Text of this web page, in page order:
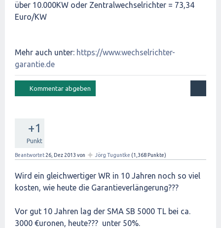
über 10.000KW oder Zentralwechselrichter = 73,34
Euro/KW
Mehr auch unter: https://www.wechselrichter-
garantie.de
+1
Punkt
Beantwortet 26, Dez 2013 von ✦ Jörg Tuguntke (1,368 Punkte)
Wird ein gleichwertiger WR in 10 Jahren noch so viel
kosten, wie heute die Garantieverlängerung???
Vor gut 10 Jahren lag der SMA SB 5000 TL bei ca.
3000 €uronen, heute??? unter 50%.